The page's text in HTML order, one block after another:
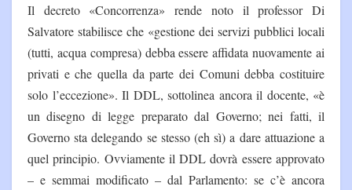
Il decreto «Concorrenza» rende noto il professor Di
Salvatore stabilisce che «gestione dei servizi pubblici locali
(tutti, acqua compresa) debba essere affidata nuovamente ai
privati e che quella da parte dei Comuni debba costituire
solo l’eccezione». Il DDL, sottolinea ancora il docente, «è
un disegno di legge preparato dal Governo; nei fatti, il
Governo sta delegando se stesso (eh sì) a dare attuazione a
quel principio. Ovviamente il DDL dovrà essere approvato
– e semmai modificato – dal Parlamento: se c’è ancora